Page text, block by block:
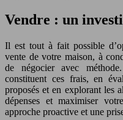
Vendre : un
Il est tout à fait possible
vente de votre maison, à
de négocier avec
constituent ces frais, en
proposés et en explorant les
dépenses et maximiser
approche proactive et une